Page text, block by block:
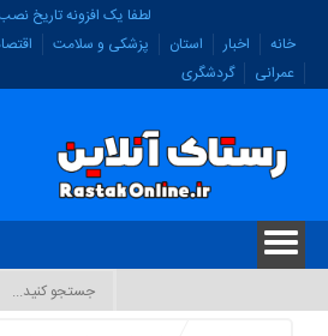
لطفا یک افزونه تاریخ
خانه
اخبار استان پزشکی و سلامت
عمرانی
گردشگری